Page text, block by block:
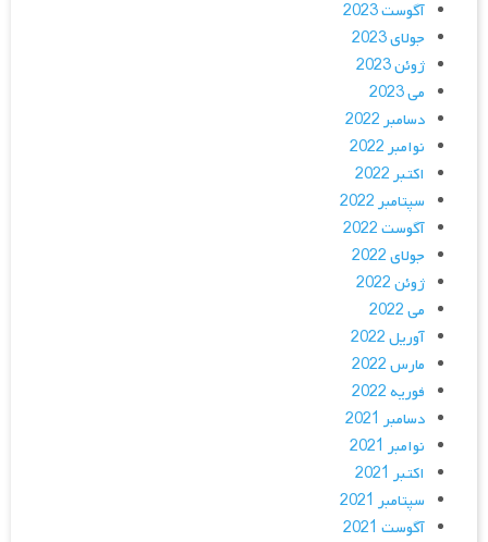
آگوست 2023
جولای 2023
ژوئن 2023
می 2023
دسامبر 2022
نوامبر 2022
اکتبر 2022
سپتامبر 2022
آگوست 2022
جولای 2022
ژوئن 2022
می 2022
آوریل 2022
مارس 2022
فوریه 2022
دسامبر 2021
نوامبر 2021
اکتبر 2021
سپتامبر 2021
آگوست 2021